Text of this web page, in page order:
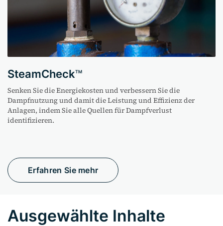
SteamCheckTM
Senken Sie die Energiekosten und verbessern Sie die
Dampfnutzung und damit die Leistung und Effizienz der
Anlagen, indem Sie alle Quellen für Dampfverlust
identifizieren.
Erfahren Sie mehr
Ausgewählte Inhalte